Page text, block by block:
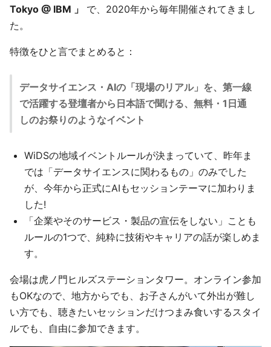
Tokyo @ IBM 」
で、2020年から毎年開催されてきまし
た。
特徴をひと言でまとめると：
データサイエンス・AIの「現場のリアル」を、第一線
で活躍する登壇者から日本語で聞ける、無料・1日通
しのお祭りのようなイベント
WiDSの地域イベントルールが決まっていて、昨年ま
では「データサイエンスに関わるもの」のみでした
が、今年から正式にAIもセッションテーマに加わりま
した!
「企業やそのサービス・製品の宣伝をしない」ことも
ルールの1つで、純粋に技術やキャリアの話が楽しめま
す。
会場は虎ノ門ヒルズステーションタワー。オンライン参加
もOKなので、地方からでも、お子さんがいて外出が難し
い方でも、聴きたいセッションだけつまみ食いするスタイ
ルでも、自由に参加できます。